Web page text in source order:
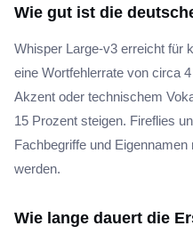
Wie gut ist die
Whisper Large-v3 erreicht für
eine Wortfehlerrate von circa
Akzent oder technischem
15 Prozent steigen. Fireflies
Fachbegriffe und
werden.
Wie lange dauert die